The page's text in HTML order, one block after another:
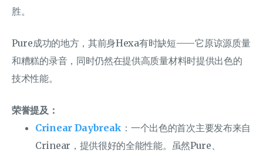
胜。
Pure成功的地方，其前身Hexa有时缺短——它原谅源质量
和糟糕的录音，同时仍然在提供高质量材料时提供出色的
技术性能。
荣誉提及：
Crinear Daybreak ：一个出色的首次主要发布来自
Crinear，提供很好的全能性能。虽然Pure、